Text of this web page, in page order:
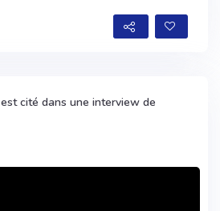
est cité dans une interview de